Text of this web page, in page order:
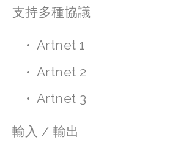
支持多種協議
Artnet 1
Artnet 2
Artnet 3
輸入 / 輸出